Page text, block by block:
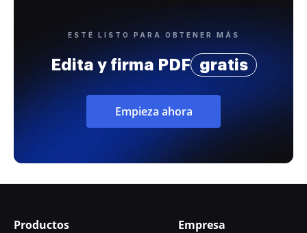
ESTÉ LISTO PARA OBTENER MÁS
Edita y firma PDF gratis
Empieza ahora
Productos Empresa